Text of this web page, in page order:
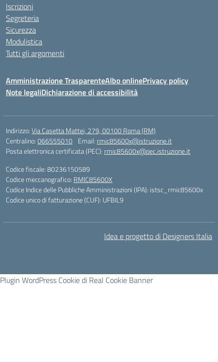
Iscrizioni
Segreteria
Sicurezza
Modulistica
Tutti gli argomenti
Amministrazione TrasparenteAlbo onlinePrivacy policy
Note legaliDichiarazione di accessibilità
Indirizzo:Via Casetta Mattei, 279, 00100 Roma (RM)
Centralino:066555010 Email: rmic85600x@istruzione.it
Posta elettronica certificata (PEC): rmic85600x@pec.istruzione.it
Codice fiscale: 80236150589
Codice meccanografico: RMIC85600X
Codice Indice delle Pubbliche Amministrazioni (IPA): istsc_rmic85600x
Codice unico di fatturazione (CUF): UFBIL9
Idea e progetto di Designers Italia
Plugin WordPress Cookie di Real Cookie Banner